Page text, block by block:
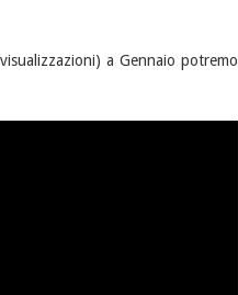
a Gennaio potremo